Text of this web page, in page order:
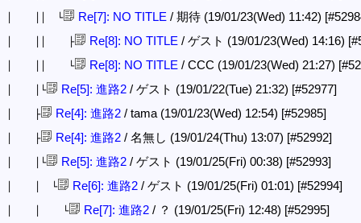
│ ││ └ Re[7]: NO TITLE / 期待 (19/01/23(Wed) 11:42)
│ ││ ├ Re[8]: NO TITLE / ゲスト (19/01/23(Wed) 14:16)
│ ││ └ Re[8]: NO TITLE / CCC (19/01/23(Wed) 21:27)
│ │└ Re[5]: 進路2 / ゲスト (19/01/22(Tue) 21:32) [#52977]
│ ├ Re[4]: 進路2 / tama (19/01/23(Wed) 12:54) [#52985]
│ ├ Re[4]: 進路2 / 名無し (19/01/24(Thu) 13:07) [#52992]
│ │└ Re[5]: 進路2 / ゲスト (19/01/25(Fri) 00:38) [#52993]
│ │ └ Re[6]: 進路2 / ゲスト (19/01/25(Fri) 01:01) [#52994]
│ │ └ Re[7]: 進路2 / ？ (19/01/25(Fri) 12:48) [#52995]